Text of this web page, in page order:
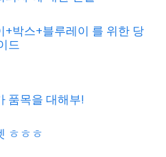
+박스+블루레이 를 위한 당
드
품목을 대해부!
ㅎㅎㅎ